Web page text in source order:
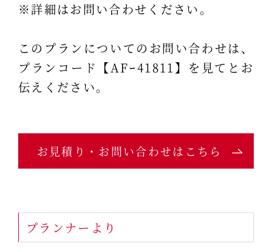
※詳細はお問い合わせください。
このプランについてのお問い合わせは、
プランコード【AFｰ41811】を見てとお
伝えください。
お見積り・お問い合わせはこちら
プランナーより